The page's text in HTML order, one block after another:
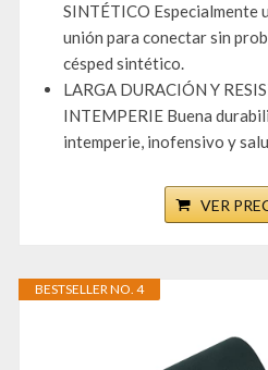
SINTÉTICO Especialmente
unión para conectar sin
césped sintético.
LARGA DURACIÓN Y
INTEMPERIE Buena
intemperie, inofensivo y
VER
BESTSELLER NO. 4